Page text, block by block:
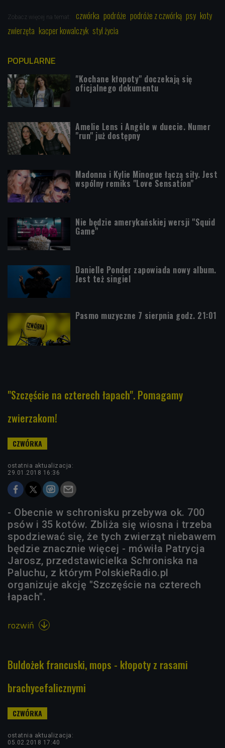
Zobacz więcej na temat: czwórka podróże podróże z czwórką psy koty
zwierzęta kacper kowalczyk styl życia
POPULARNE
"Kochane kłopoty" doczekają się
oficjalnego dokumentu
Amelie Lens i Angèle w duecie. Numer
"run" już dostępny
Madonna i Kylie Minogue łączą siły. Jest
wspólny remiks "Love Sensation"
Nie będzie amerykańskiej wersji "Squid
Game"
Danielle Ponder zapowiada nowy album.
Jest też singiel
Pasmo muzyczne 7 sierpnia godz. 21:01
"Szczęście na czterech łapach". Pomagamy
zwierzakom!
ostatnia aktualizacja:
29.01.2018 16:36
- Obecnie w schronisku przebywa ok. 700
psów i 35 kotów. Zbliża się wiosna i trzeba
spodziewać się, że tych zwierząt niebawem
będzie znacznie więcej - mówiła Patrycja
Jarosz, przedstawicielka Schroniska na
Paluchu, z którym PolskieRadio.pl
organizuje akcję "Szczęście na czterech
łapach".
rozwiń 
Buldożek francuski, mops - kłopoty z rasami
brachycefalicznymi
ostatnia aktualizacja:
05.02.2018 17:40